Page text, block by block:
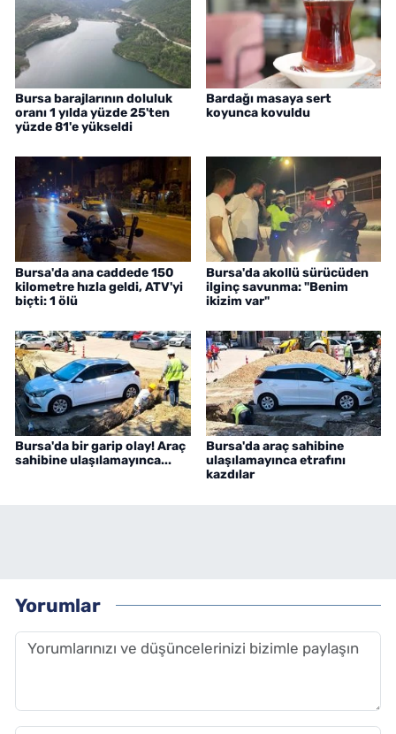
Bursa barajlarının doluluk
oranı 1 yılda yüzde 25'ten
yüzde 81'e yükseldi
Bardağı masaya sert
koyunca kovuldu
Bursa'da ana caddede 150
kilometre hızla geldi, ATV'yi
biçti: 1 ölü
Bursa'da akollü sürücüden
ilginç savunma: "Benim
ikizim var"
Bursa'da bir garip olay! Araç
sahibine ulaşılamayınca...
Bursa'da araç sahibine
ulaşılamayınca etrafını
kazdılar
Yorumlar